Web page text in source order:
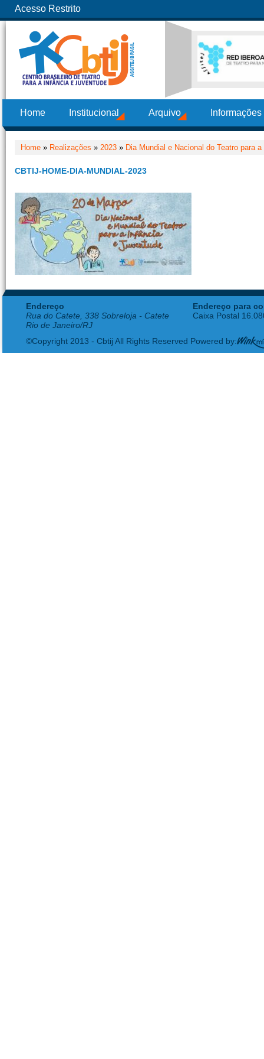
Acesso Restrito
Home Institucional Arquivo
Home » Realizações » 2023 » Dia Mundial e Nacional do Teatro para
CBTIJ-HOME-DIA-MUNDIAL-2023
Endereço
Rua do Catete, 338 Sobreloja - Catete
Rio de Janeiro/RJ
Endereço para
Caixa Postal
©Copyright 2013 - Cbtij All Rights Reserved Powered by: